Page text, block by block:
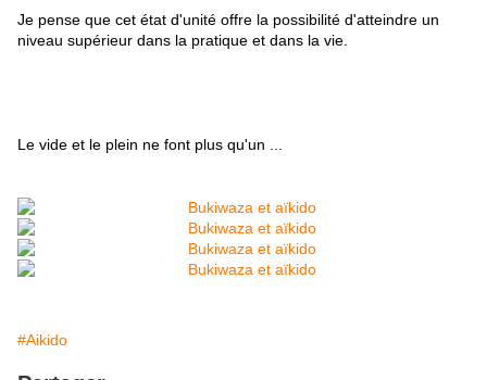
Je pense que cet état d'unité offre la possibilité d'atteindre un
niveau supérieur dans la pratique et dans la vie.
Le vide et le plein ne font plus qu'un ...
#Aikido